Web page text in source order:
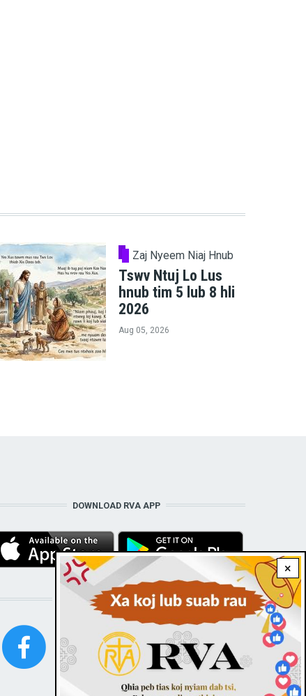
Zaj Nyeem Niaj Hnub
Tswv Ntuj Lo Lus
hnub tim 5 lub 8 hli
2026
Aug 05, 2026
×
DOWNLOAD RVA APP
STAY CONNECTED WITH US!